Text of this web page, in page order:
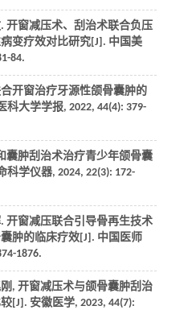
开窗减压术、刮治术联合负压
变疗效对比研究[J]. 中国美
84.
开窗治疗牙源性颌骨囊肿的
科大学学报, 2022, 44(4): 379-
囊肿刮治术治疗青少年颌骨囊
学仪器, 2024, 22(3): 172-
开窗减压联合引导骨再生技术
肿的临床疗效[J]. 中国医师
1876.
, 开窗减压术与颌骨囊肿刮治
[J]. 安徽医学, 2023, 44(7):